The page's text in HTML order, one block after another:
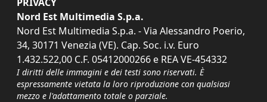
Nord Est Multimedia S.p.a.
Nord Est Multimedia S.p.a. - Via Alessandro Poerio,
34, 30171 Venezia (VE). Cap. Soc. i.v. Euro
1.432.522,00 C.F. 05412000266 e REA VE-454332
I diritti delle immagini e dei testi sono riservati. È
espressamente vietata la loro riproduzione con qualsiasi
mezzo e l'adattamento totale o parziale.